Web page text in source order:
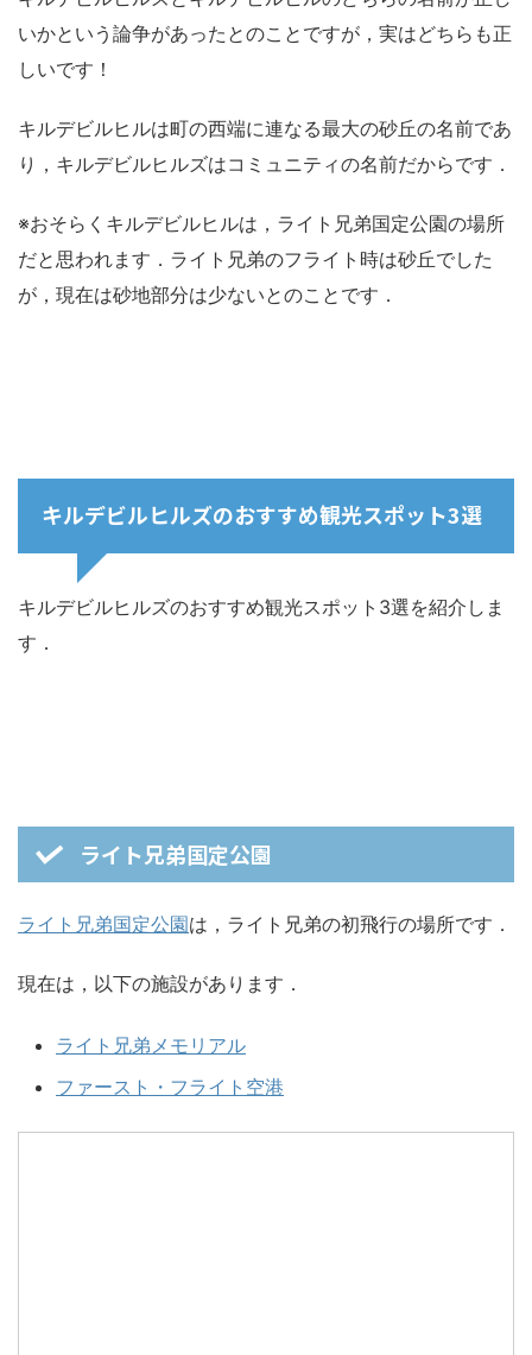
いかという論争があったとのことですが，実はどちらも正
しいです！
キルデビルヒルは町の西端に連なる最大の砂丘の名前であ
り，キルデビルヒルズはコミュニティの名前だからです．
※おそらくキルデビルヒルは，ライト兄弟国定公園の場所
だと思われます．ライト兄弟のフライト時は砂丘でした
が，現在は砂地部分は少ないとのことです．
キルデビルヒルズのおすすめ観光スポット3選
キルデビルヒルズのおすすめ観光スポット3選を紹介しま
す．
ライト兄弟国定公園
ライト兄弟国定公園は，ライト兄弟の初飛行の場所です．
現在は，以下の施設があります．
ライト兄弟メモリアル
ファースト・フライト空港